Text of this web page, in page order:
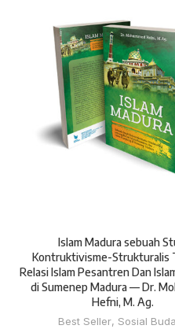
Islam Madura sebuah
Kontruktivisme-Strukturalis
Relasi Islam Pesantren Dan
di Sumenep Madura — Dr.
Hefni, M. Ag.
Best Seller, Sosial